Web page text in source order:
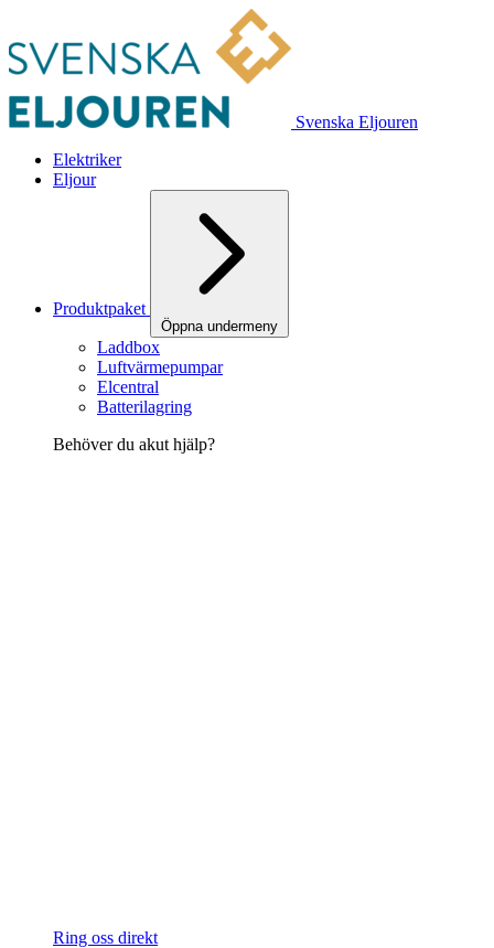
Svenska Eljouren
Elektriker
Eljour
Produktpaket
Öppna undermeny
Laddbox
Luftvärmepumpar
Elcentral
Batterilagring
Behöver du akut hjälp?
Ring oss direkt